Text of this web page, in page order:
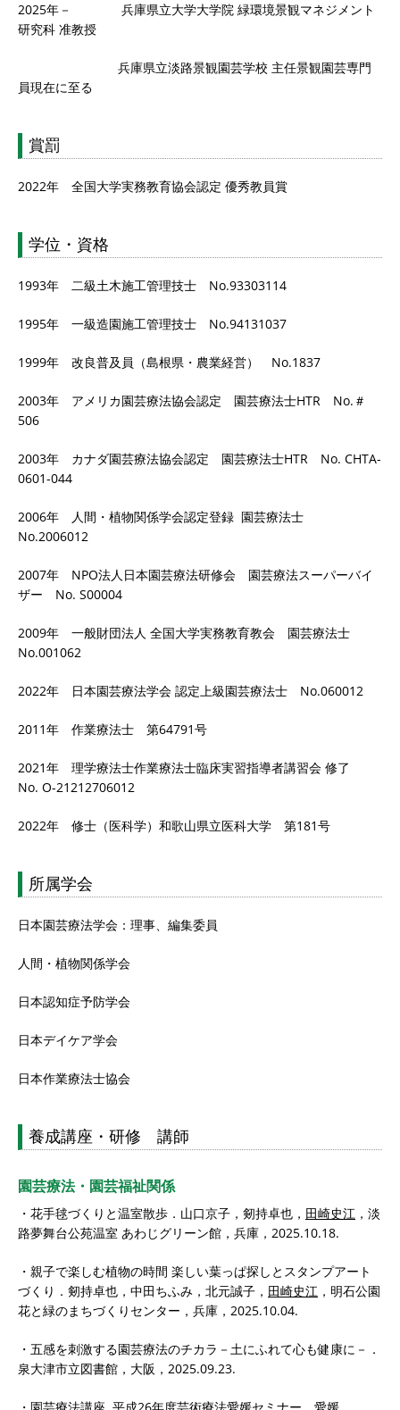
2025年－ 兵庫県立大学大学院 緑環境景観マネジメント
研究科 准教授
兵庫県立淡路景観園芸学校 主任景観園芸専門
員現在に至る
賞罰
2022年 全国大学実務教育協会認定 優秀教員賞
学位・資格
1993年 二級土木施工管理技士 No.93303114
1995年 一級造園施工管理技士 No.94131037
1999年 改良普及員（島根県・農業経営） No.1837
2003年 アメリカ園芸療法協会認定 園芸療法士HTR No.＃
506
2003年 カナダ園芸療法協会認定 園芸療法士HTR No. CHTA-
0601-044
2006年 人間・植物関係学会認定登録 園芸療法士
No.2006012
2007年 NPO法人日本園芸療法研修会 園芸療法スーパーバイ
ザー No. S00004
2009年 一般財団法人 全国大学実務教育教会 園芸療法士
No.001062
2022年 日本園芸療法学会 認定上級園芸療法士 No.060012
2011年 作業療法士 第64791号
2021年 理学療法士作業療法士臨床実習指導者講習会 修了
No. O-21212706012
2022年 修士（医科学）和歌山県立医科大学 第181号
所属学会
日本園芸療法学会：理事、編集委員
人間・植物関係学会
日本認知症予防学会
日本デイケア学会
日本作業療法士協会
養成講座・研修 講師
園芸療法・園芸福祉関係
・花手毬づくりと温室散歩．山口京子，剱持卓也， 田崎史江 ，淡
路夢舞台公苑温室 あわじグリーン館，兵庫，2025.10.18.
・親子で楽しむ植物の時間 楽しい葉っぱ探しとスタンプアート
づくり．剱持卓也，中田ちふみ，北元誠子， 田崎史江 ，明石公園
花と緑のまちづくりセンター，兵庫，2025.10.04.
・五感を刺激する園芸療法のチカラ－土にふれて心も健康に－．
泉大津市立図書館，大阪，2025.09.23.